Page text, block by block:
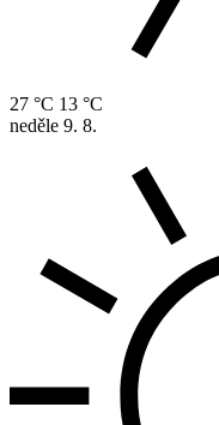
27 °C 13 °C
neděle 9. 8.